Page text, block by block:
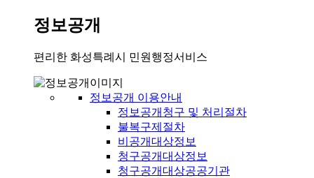
정보공개
편리한 화성특례시 민원행정서비스
정보공개 이용안내
정보공개청구 및 처리절차
불복구제절차
비공개대상정보
청구공개대상정보
청구공개대상공공기관